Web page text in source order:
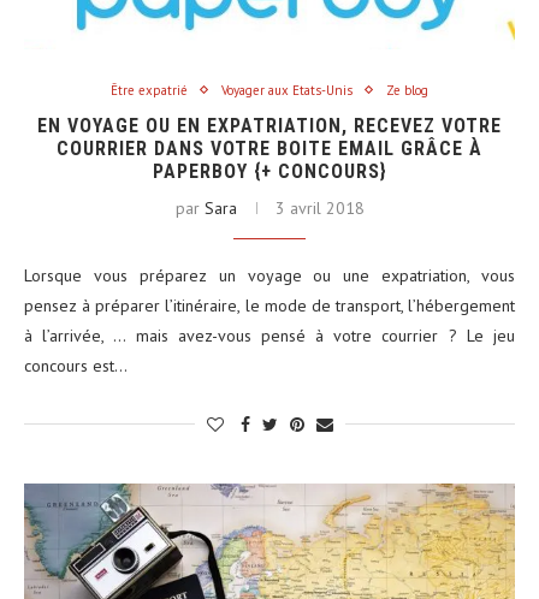
Être expatrié Voyager aux Etats-Unis Ze blog
EN VOYAGE OU EN EXPATRIATION, RECEVEZ VOTRE
COURRIER DANS VOTRE BOITE EMAIL GRÂCE À
PAPERBOY {+ CONCOURS}
par Sara 3 avril 2018
Lorsque vous préparez un voyage ou une expatriation, vous
pensez à préparer l’itinéraire, le mode de transport, l’hébergement
à l’arrivée, … mais avez-vous pensé à votre courrier ? Le jeu
concours est…